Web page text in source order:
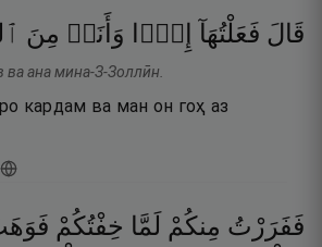
قَالَ فَعَلْتُهَآ إِذًۭا وَأَنَا۠ مِنَ
ва ана мина-З-Золлӣн.
кардам ва ман он гоҳ аз
فَفَرَرْتُ مِنكُمْ لَمَّا خِفْتُكُمْ